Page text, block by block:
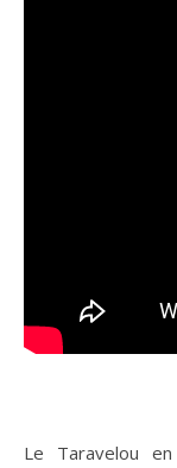
Le Taravelou